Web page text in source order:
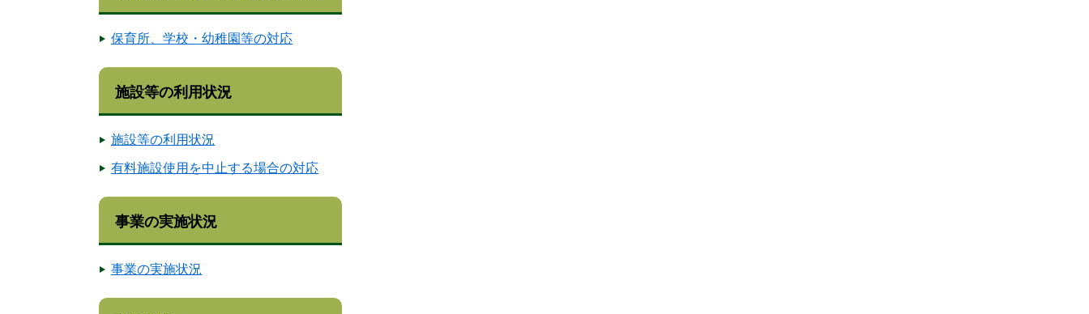
保育所、学校・幼稚園等の対応
施設等の利用状況
施設等の利用状況
有料施設使用を中止する場合の対応
事業の実施状況
事業の実施状況